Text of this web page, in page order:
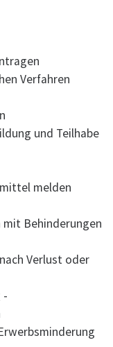
Verfahren
und Teilhabe
melden
Behinderungen
Verlust oder
-